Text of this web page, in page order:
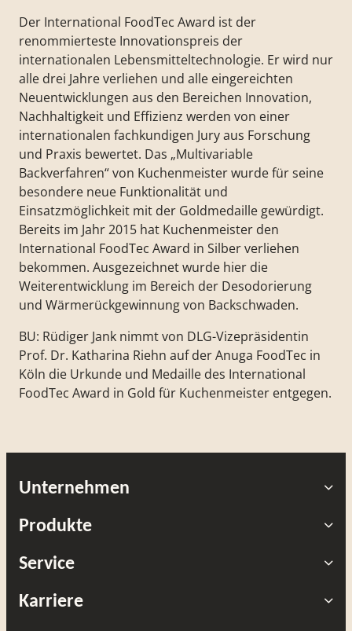
Der International FoodTec Award ist der
renommierteste Innovationspreis der
internationalen Lebensmitteltechnologie. Er wird nur
alle drei Jahre verliehen und alle eingereichten
Neuentwicklungen aus den Bereichen Innovation,
Nachhaltigkeit und Effizienz werden von einer
internationalen fachkundigen Jury aus Forschung
und Praxis bewertet. Das „Multivariable
Backverfahren“ von Kuchenmeister wurde für seine
besondere neue Funktionalität und
Einsatzmöglichkeit mit der Goldmedaille gewürdigt.
Bereits im Jahr 2015 hat Kuchenmeister den
International FoodTec Award in Silber verliehen
bekommen. Ausgezeichnet wurde hier die
Weiterentwicklung im Bereich der Desodorierung
und Wärmerückgewinnung von Backschwaden.
BU: Rüdiger Jank nimmt von DLG-Vizepräsidentin
Prof. Dr. Katharina Riehn auf der Anuga FoodTec in
Köln die Urkunde und Medaille des International
FoodTec Award in Gold für Kuchenmeister entgegen.
Unternehmen
Produkte
Service
Karriere